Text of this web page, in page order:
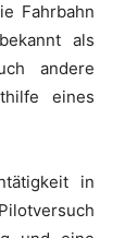
Fahrbahn
als
andere
eines
in